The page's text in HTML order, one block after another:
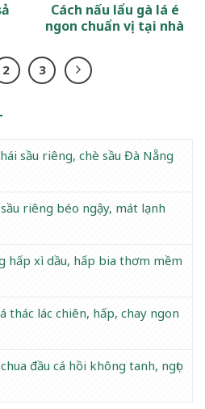
Cách nấu lẩu gà lá é
ngon chuẩn vị tại nhà
2 3
sầu riêng, chè sầu Đà Nẵng
riêng béo ngậy, mát lạnh
hấp xì dầu, hấp bia thơm mềm
thác lác chiên, hấp, chay ngon
đầu cá hồi không tanh, ngọt